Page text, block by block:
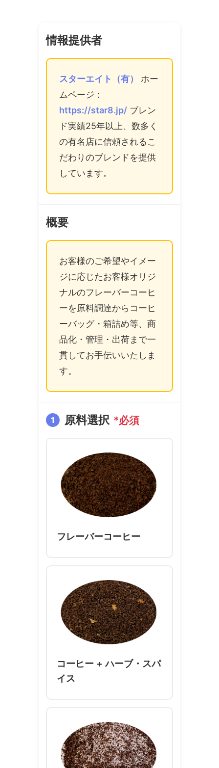
情報提供者
スターエイト（有）
ホー
ムページ：
https://star8.jp/ ブレン
ド実績25年以上、数多く
の有名店に信頼されるこ
だわりのブレンドを提供
しています。
概要
お客様のご希望やイメー
ジに応じたお客様オリジ
ナルのフレーバーコーヒ
ーを原料調達からコーヒ
ーバッグ・箱詰め等、商
品化・管理・出荷まで一
貫してお手伝いいたしま
す。
1 原料選択 *必須
フレーバーコーヒー
コーヒー + ハーブ・スパ
イス